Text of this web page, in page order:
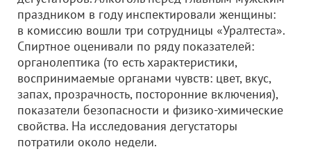
праздником в году инспектировали женщины:
в комиссию вошли три сотрудницы «Уралтеста».
Спиртное оценивали по ряду показателей:
органолептика (то есть характеристики,
воспринимаемые органами чувств: цвет, вкус,
запах, прозрачность, посторонние включения),
показатели безопасности и физико-химические
свойства. На исследования дегустаторы
потратили около недели.